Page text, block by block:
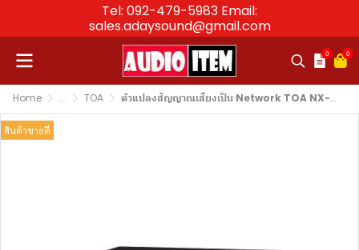
Tel: 092-479-5983 Email:
sales.adaysound@gmail.com
0 0
Home ... TOA ตัวแปลงสัญญาณเสียงเป็น Network TOA NX-300 Network Audio Adapter
สินค้าขายดี